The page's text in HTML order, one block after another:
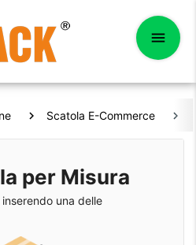
Scatola E-Commerce
per Misura
una delle